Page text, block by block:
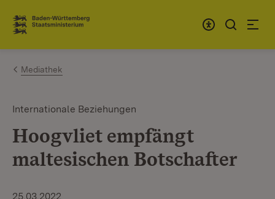
Zum Inhalt springen
Link zur Startseite
Mediathek
Internationale Beziehungen
Hoogvliet empfängt
maltesischen Botschafter
25.03.2022